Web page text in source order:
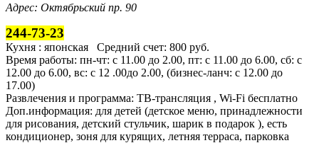
Адрес: Октябрьский пр. 90
244-73-23
Кухня : японская Средний счет: 800 руб.
Время работы: пн-чт: с 11.00 до 2.00, пт: с 11.00 до 6.00, сб: с
12.00 до 6.00, вс: с 12 .00до 2.00, (бизнес-ланч: с 12.00 до
17.00)
Развлечения и программа: ТВ-трансляция , Wi-Fi бесплатно
Доп.информация: для детей (детское меню, принадлежности
для рисования, детский стульчик, шарик в подарок ), есть
кондиционер, зоня для курящих, летняя терраса, парковка